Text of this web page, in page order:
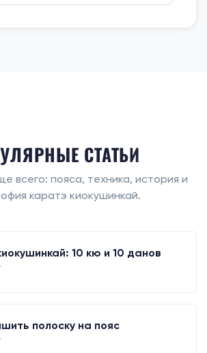
СТАТЬИ
всего: пояса, техника, история и
каратэ киокушинкай.
10 кю и 10 данов
полоску на пояс